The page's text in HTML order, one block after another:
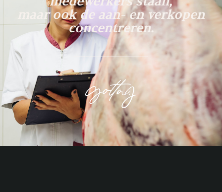
maar ook de aan- en verkopen
concentreren.